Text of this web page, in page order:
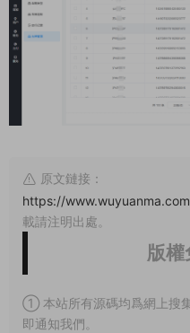
原文鏈接：
https://
載請注明出處。
版權
① 本站所有源碼均爲網上搜
即通知我們。